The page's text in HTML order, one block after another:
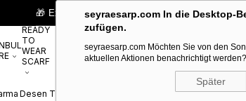
seyraesarp.com In die Desktop-
zufügen.
seyraesarp.com Möchten Sie von den
aktuellen Aktionen benachrichtigt werden?
Später
🎁 Exklusiv **10% RABATT** auf Ihre erste
READY
TO
WEAR
SCARF
ACCESSORYBRANDS
Desen Tivil İpek Eşarp 8864713 - 914 - 31269